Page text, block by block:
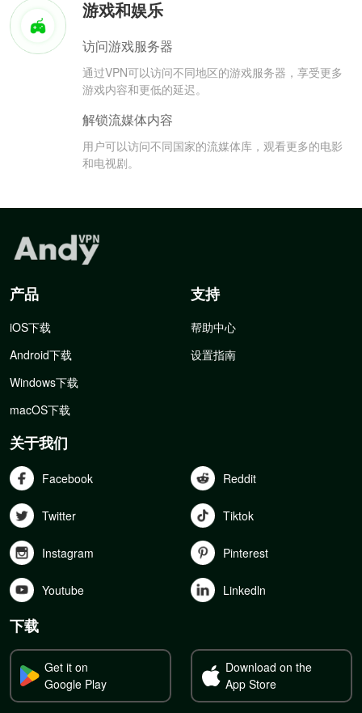
游戏和娱乐
访问游戏服务器
通过VPN可以访问不同地区的游戏服务器，享受更多
游戏内容和更低的延迟。
解锁流媒体内容
用户可以访问不同国家的流媒体库，观看更多的电影
和电视剧。
产品
iOS下载
Android下载
Windows下载
macOS下载
支持
帮助中心
设置指南
关于我们
Facebook Reddit
Twitter Tiktok
Instagram Pinterest
Youtube Linkedln
下载
Get it on
Google Play
Download on the
App Store